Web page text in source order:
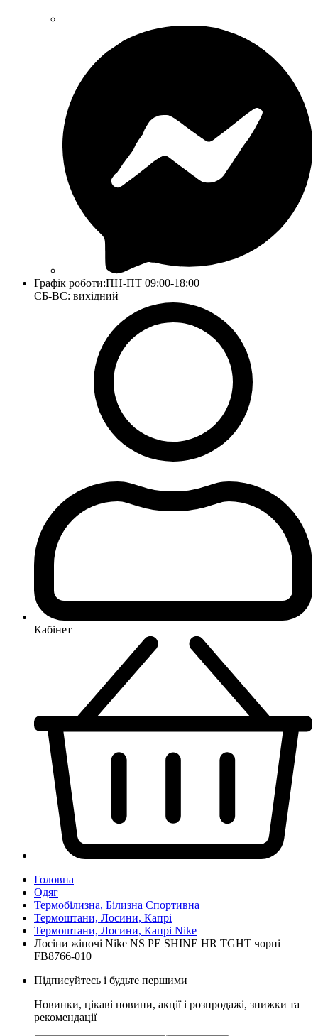
Графік роботи:ПН-ПТ 09:00-18:00
СБ-ВС: вихідний
Кабінет
Головна
Одяг
Термобілизна, Білизна Спортивна
Термоштани, Лосини, Капрі
Термоштани, Лосини, Капрі Nike
Лосіни жіночі Nike NS PE SHINE HR TGHT чорні
FB8766-010
Підписуйтесь і будьте першими
Новинки, цікаві новини, акції і розпродажі, знижки та
рекомендації